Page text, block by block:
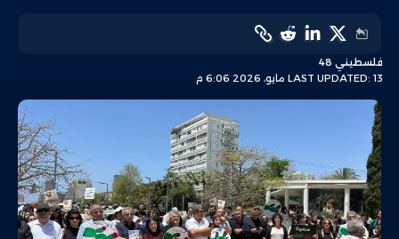
LAST UPDATED: 13 مايو، 2026 6:06 م
فلسطيني 48